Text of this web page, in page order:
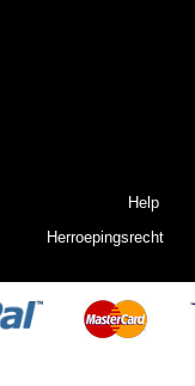
Help
Herroepingsrecht